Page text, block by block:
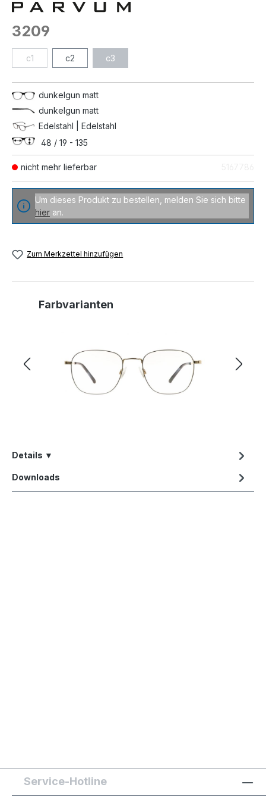
nicht mehr lieferbar
3209
c1 c2 c3
dunkelgun matt
dunkelgun matt
Edelstahl | Edelstahl
48 / 19 - 135
Um dieses Produkt zu bestellen, melden Sie sich bitte
hier an.
Zum Merkzettel hinzufügen
Produktgalerie überspringen
Farbvarianten
Details ▼
Downloads
Service-Hotline